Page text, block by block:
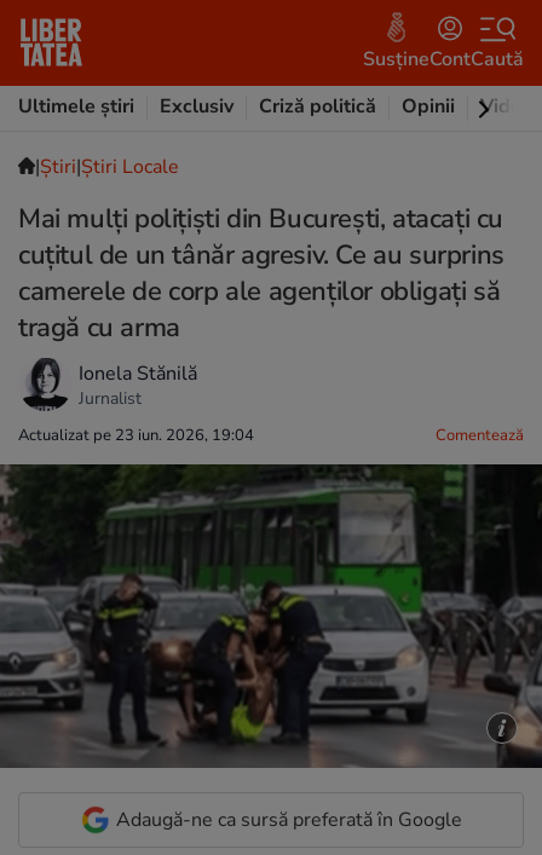
SusțineContCaută
Ultimele știri
Exclusiv Criză politică Opinii Video
|Ştiri|Știri Locale
Mai mulți polițiști din București, atacați cu
cuțitul de un tânăr agresiv. Ce au surprins
camerele de corp ale agenților obligați să
tragă cu arma
Ionela Stănilă
Jurnalist
Actualizat pe 23 iun. 2026, 19:04 Comentează
Adaugă-ne ca sursă preferată în Google